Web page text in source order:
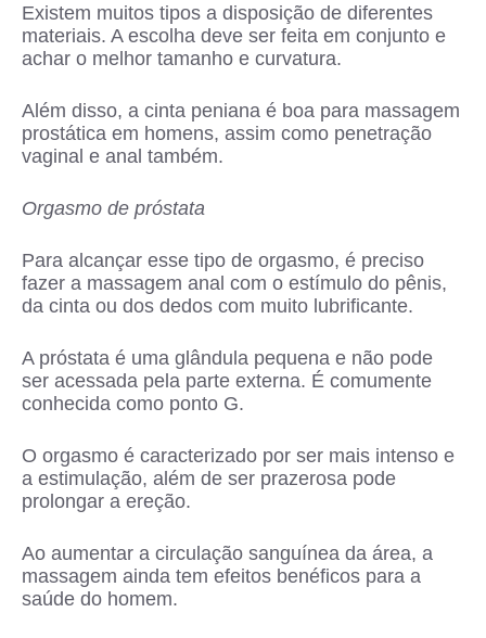
Existem muitos tipos a disposição de diferentes
materiais. A escolha deve ser feita em conjunto e
achar o melhor tamanho e curvatura.
Além disso, a cinta peniana é boa para massagem
prostática em homens, assim como penetração
vaginal e anal também.
Orgasmo de próstata
Para alcançar esse tipo de orgasmo, é preciso
fazer a massagem anal com o estímulo do pênis,
da cinta ou dos dedos com muito lubrificante.
A próstata é uma glândula pequena e não pode
ser acessada pela parte externa. É comumente
conhecida como ponto G.
O orgasmo é caracterizado por ser mais intenso e
a estimulação, além de ser prazerosa pode
prolongar a ereção.
Ao aumentar a circulação sanguínea da área, a
massagem ainda tem efeitos benéficos para a
saúde do homem.